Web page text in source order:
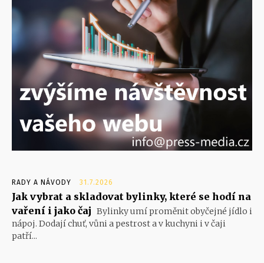
RADY A NÁVODY 31.7.2026
Jak vybrat a skladovat bylinky, které se hodí na
vaření i jako čaj Bylinky umí proměnit obyčejné jídlo i
nápoj. Dodají chuť, vůni a pestrost a v kuchyni i v čaji
patří...